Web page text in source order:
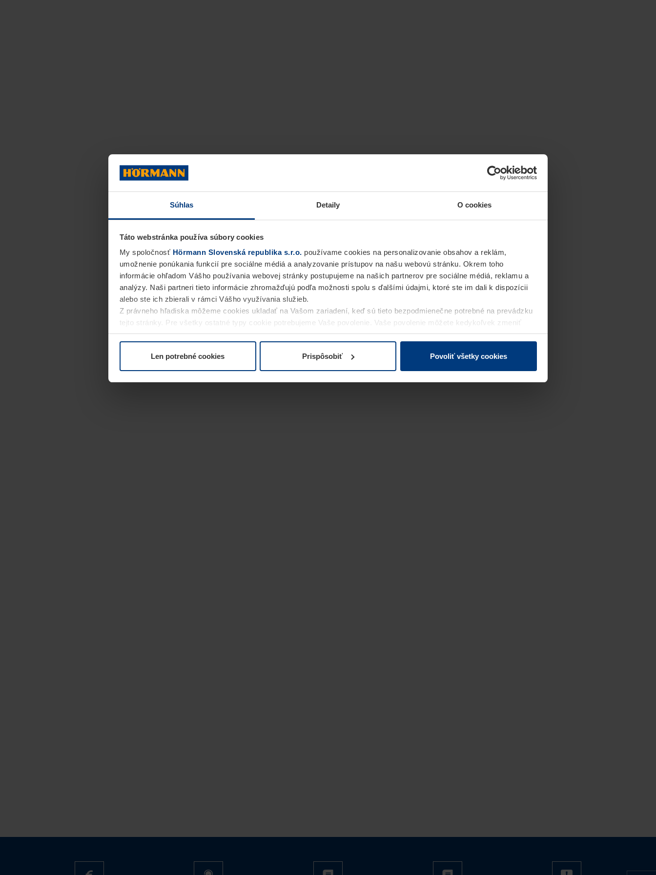
Súhlas Detaily O cookies
Táto webstránka používa súbory cookies
My spoločnosť Hörmann Slovenská republika s.r.o. používame cookies na personalizovanie obsahov a reklám,
umožnenie ponúkania funkcií pre sociálne médiá a analyzovanie prístupov na našu webovú stránku. Okrem toho
informácie ohľadom Vášho používania webovej stránky postupujeme na našich partnerov pre sociálne médiá, reklamu a
analýzy. Naši partneri tieto informácie zhromažďujú podľa možnosti spolu s ďalšími údajmi, ktoré ste im dali k dispozícii
alebo ste ich zbierali v rámci Vášho využívania služieb.
Z právneho hľadiska môžeme cookies ukladať na Vašom zariadení, keď sú tieto bezpodmienečne potrebné na prevádzku
tejto stránky. Pre všetky ostatné typy cookie potrebujeme Vaše povolenie. Vaše povolenie môžete kedykoľvek zmeniť
alebo odvolať vo vysvetlení cookie na stránkeVyhlásenie o ochrane osobných údajovnašej webovej stránky.
Len potrebné cookies Prispôsobiť Povoliť všetky cookies